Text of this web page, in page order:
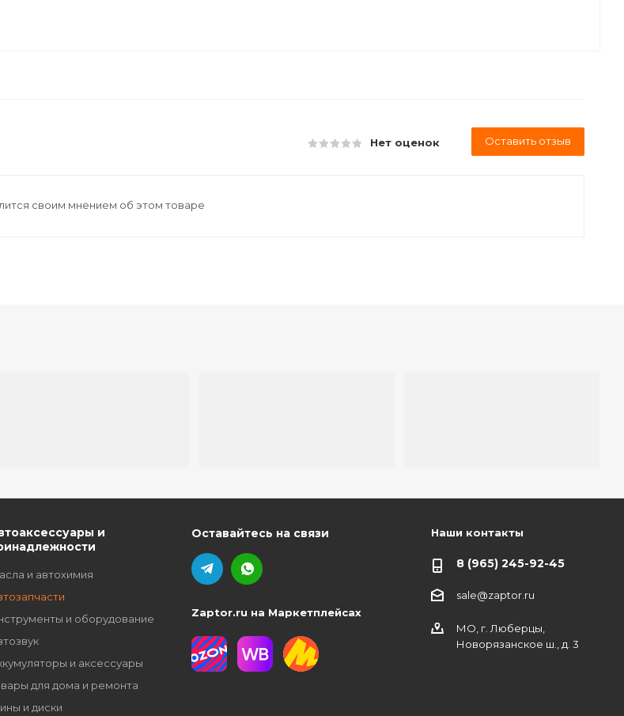
Нет оценок Оставить отзыв
своим мнением об этом товаре
и
и автохимия
и оборудование
и аксессуары
для дома и ремонта
и диски
Оставайтесь на связи
Zaptor.ru на Маркетплейсах
Наши контакты
8 (965) 245-92-45
sale@zaptor.ru
МО, г. Люберцы,
Новорязанское ш., д. 3